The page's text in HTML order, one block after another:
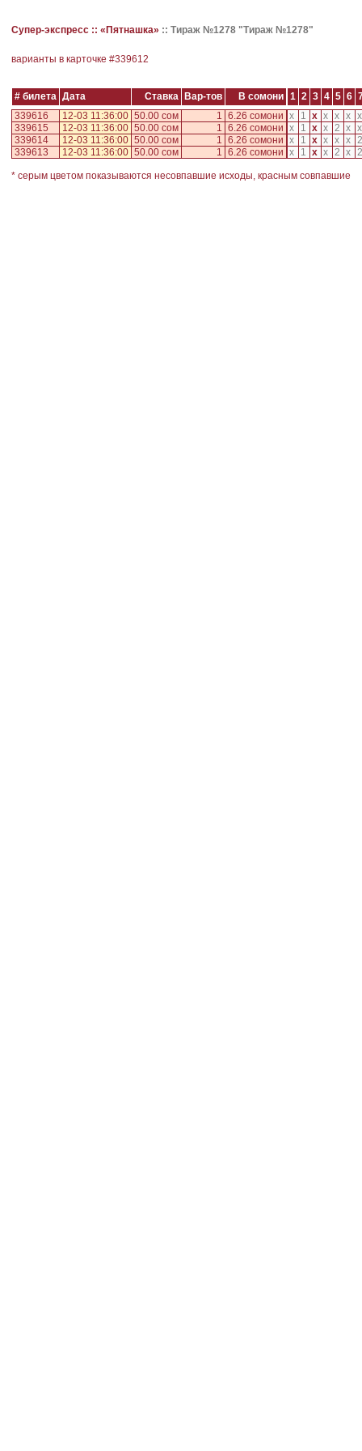
Супер-экспресс :: «Пятнашка» :: Тираж №1278 "Тираж №1278"
варианты в карточке #339612
# билета Дата Ставка Вар-тов В сомони 1 2 3 4 5 6
339616
12-03 11:36:00 50.00 сом 1 6.26 сомони x 1 x x x x x
339615
12-03 11:36:00 50.00 сом 1 6.26 сомони x 1 x x 2 x x
339614
12-03 11:36:00 50.00 сом 1 6.26 сомони x 1 x x x x 2
339613
12-03 11:36:00 50.00 сом 1 6.26 сомони x 1 x x 2 x 2
* серым цветом показываются несовпавшие исходы, красным совпавшие